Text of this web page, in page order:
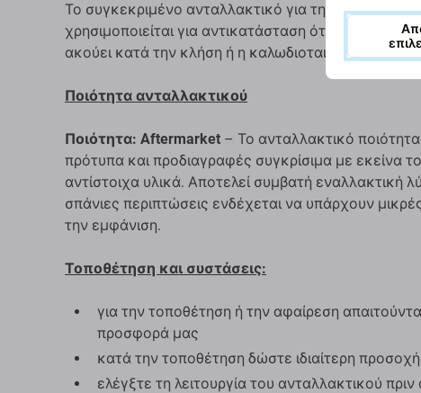
Το συγκεκριμένο ανταλλακτικό για τη συσκευή
χρησιμοποιείται για αντικατάσταση όταν το
ακούει κατά την κλήση ή η καλωδιοταινία έχει
Ποιότητα ανταλλακτικού
Ποιότητα: Aftermarket – Το ανταλλακτικό
πρότυπα και προδιαγραφές συγκρίσιμα με εκείνα
αντίστοιχα υλικά. Αποτελεί συμβατή εναλλακτική
σπάνιες περιπτώσεις ενδέχεται να υπάρχουν
την εμφάνιση.
Τοποθέτηση και συστάσεις:
για την τοποθέτηση ή την αφαίρεση
προσφορά μας
κατά την τοποθέτηση δώστε ιδιαίτερη
ελέγξτε τη λειτουργία του ανταλλακτικού